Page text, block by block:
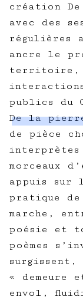
création
avec des
régulières
ancre le
territoire,
publics du
De la
de pièce
interprètes
morceaux
appuis
pratique
marche,
poésie et
poèmes
surgissent,
« demeure
envol,